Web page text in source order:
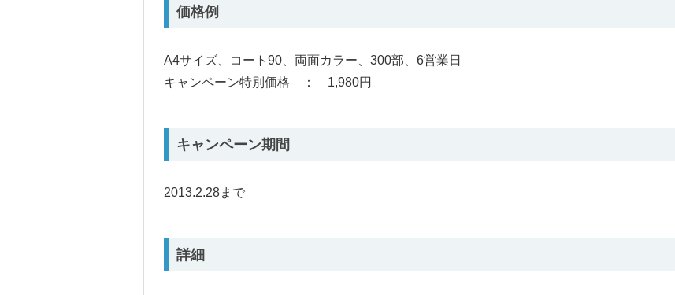
価格例
A4サイズ、コート90、両面カラー、300部、6営業日
キャンペーン特別価格 ： 1,980円
キャンペーン期間
2013.2.28まで
詳細